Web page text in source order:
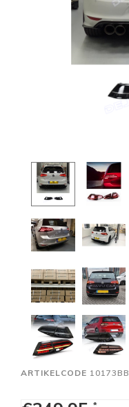
ARTIKELCODE 10173BB